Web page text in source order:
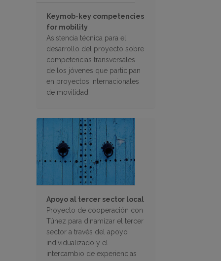
Keymob-key competencies
for mobility
Asistencia técnica para el
desarrollo del proyecto sobre
competencias transversales
de los jóvenes que participan
en proyectos internacionales
de movilidad
Apoyo al tercer sector local
Proyecto de cooperación con
Túnez para dinamizar el tercer
sector a través del apoyo
individualizado y el
intercambio de experiencias